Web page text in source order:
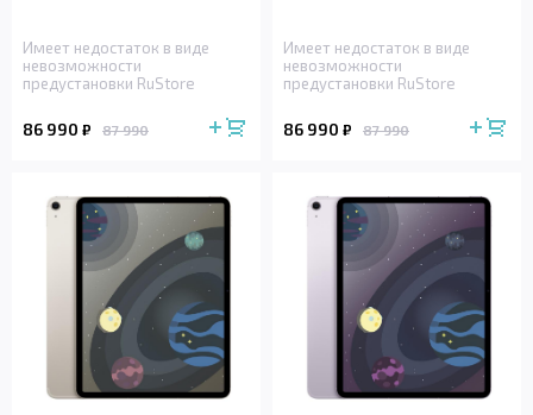
Имеет недостаток в виде
невозможности
предустановки RuStore
86 990 ₽ 87 990
Имеет недостаток в виде
невозможности
предустановки RuStore
86 990 ₽ 87 990